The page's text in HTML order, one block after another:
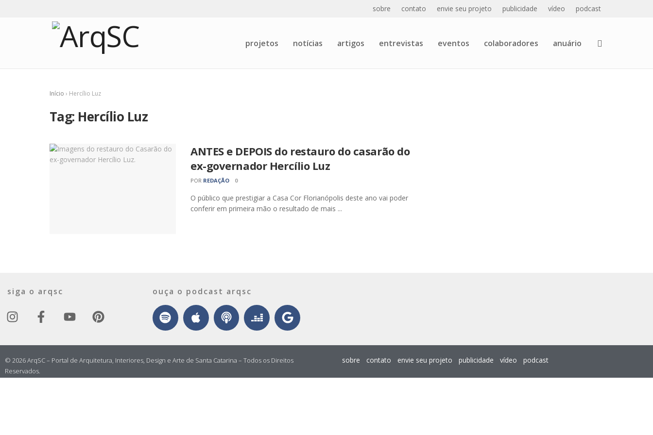
sobre contato envie seu projeto publicidade vídeo podcast
projetos notícias artigos entrevistas eventos colaboradores anuário
Início › Hercílio Luz
Tag: Hercílio Luz
ANTES e DEPOIS do restauro do casarão do
ex-governador Hercílio Luz
POR REDAÇÃO 0
O público que prestigiar a Casa Cor Florianópolis deste ano vai poder
conferir em primeira mão o resultado de mais ...
siga o arqsc ouça o podcast arqsc
© 2026 ArqSC – Portal de Arquitetura, Interiores, Design e Arte de Santa Catarina – Todos os Direitos
Reservados.
sobre contato envie seu projeto publicidade vídeo podcast